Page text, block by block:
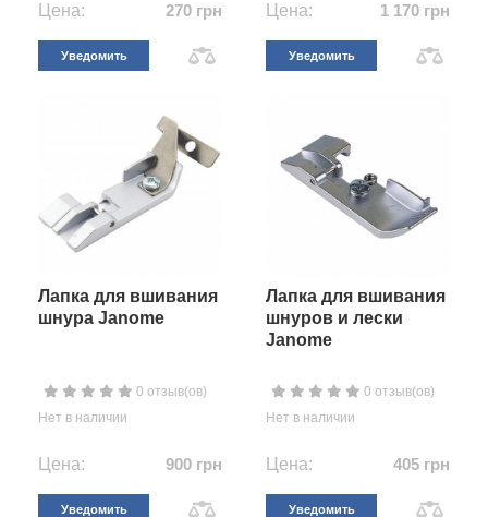
Цена: 270 грн
Уведомить
Цена: 1 170 грн
Уведомить
Лапка для вшивания
шнура Janome
0 отзыв(ов)
Нет в наличии
Цена: 900 грн
Уведомить
Лапка для вшивания
шнуров и лески
Janome
0 отзыв(ов)
Нет в наличии
Цена: 405 грн
Уведомить